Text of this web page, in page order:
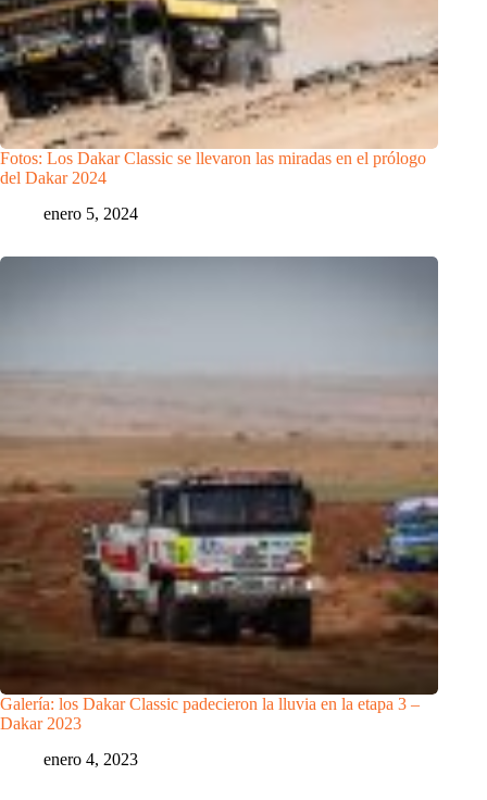
Fotos: Los Dakar Classic se llevaron las miradas en el prólogo
del Dakar 2024
enero 5, 2024
Galería: los Dakar Classic padecieron la lluvia en la etapa 3 –
Dakar 2023
enero 4, 2023